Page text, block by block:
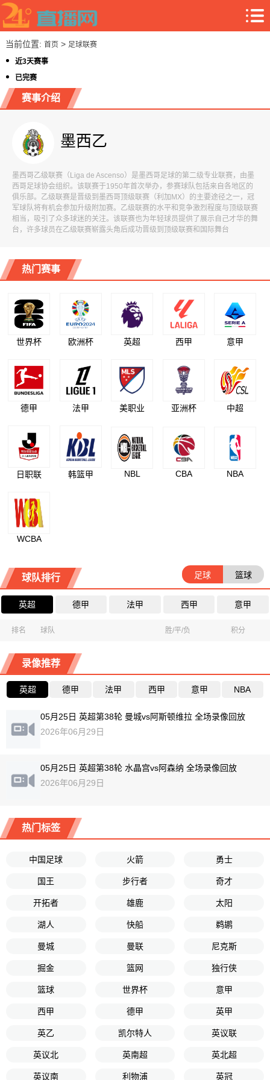
当前位置: 首页> 足球联赛
近3天赛事
已完赛
赛事介绍
墨西乙
墨西哥乙级联赛（Liga de Ascenso）是墨西哥足球的第二级专业联赛，由墨
西哥足球协会组织。该联赛于1950年首次举办，参赛球队包括来自各地区的
俱乐部。乙级联赛是晋级到墨西哥顶级联赛（利加MX）的主要途径之一，冠
军球队将有机会参加升级附加赛。乙级联赛的水平和竞争激烈程度与顶级联赛
相当，吸引了众多球迷的关注。该联赛也为年轻球员提供了展示自己才华的舞
台，许多球员在乙级联赛崭露头角后成功晋级到顶级联赛和国际舞台
热门赛事
世界杯 欧洲杯 英超 西甲 意甲
德甲 法甲 美职业 亚洲杯 中超
日职联 韩篮甲 NBL CBA NBA
WCBA
球队排行 足球 篮球
英超 德甲 法甲 西甲 意甲
排名 球队 胜/平/负 积分
录像推荐
英超 德甲 法甲 西甲 意甲 NBA
05月25日 英超第38轮 曼城vs阿斯顿维拉 全场录像回放
2026年06月29日
05月25日 英超第38轮 水晶宫vs阿森纳 全场录像回放
2026年06月29日
热门标签
中国足球 火箭 勇士
国王 步行者 奇才
开拓者 雄鹿 太阳
湖人 快船 鹈鹕
曼城 曼联 尼克斯
掘金 篮网 独行侠
篮球 世界杯 意甲
西甲 德甲 英甲
英乙 凯尔特人 英议联
英议北 英南超 英北超
英议南 利物浦 英冠